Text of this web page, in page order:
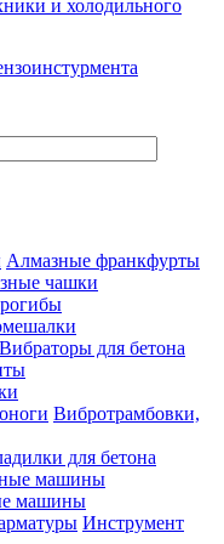
и холодильного
Алмазные франкфурты
чашки
Вибраторы для бетона
Вибротрамбовки,
для бетона
машины
Инструмент